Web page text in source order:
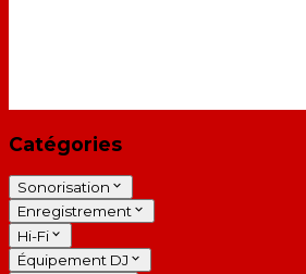
Catégories
Sonorisation
Enregistrement
Hi-Fi
Équipement DJ